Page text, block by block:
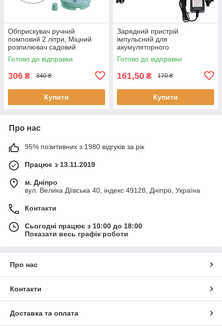
Обприскувач ручний
помповий 2 літри, Міцний
розпилювач садовий
механічний для дерев і саду
Готово до відправки
306 ₴ 340 ₴
Купити
Зарядний пристрій
імпульсний для
акумуляторного
обприскувача, заряджання
для електрообприскувачів
Готово до відправки
161,50 ₴ 170 ₴
Купити
Про нас
95% позитивних з 1980 відгуків за рік
Працює з 13.11.2019
м. Дніпро
вул. Велика Діївська 40, індекс 49128, Дніпро, Україна
Контакти
Сьогодні працює з 10:00 до 18:00
Показати весь графік роботи
Про нас
Контакти
Доставка та оплата